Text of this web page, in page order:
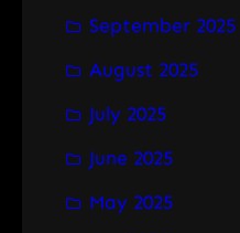
September 2025
August 2025
July 2025
June 2025
May 2025